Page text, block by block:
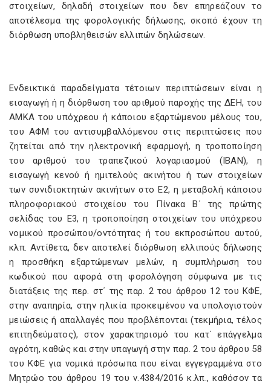
στοιχείων, δηλαδή στοιχείων που δεν επηρεάζουν το
αποτέλεσμα της φορολογικής δήλωσης, σκοπό έχουν τη
διόρθωση υποβληθεισών ελλιπών δηλώσεων.
Ενδεικτικά παραδείγματα τέτοιων περιπτώσεων είναι η
εισαγωγή ή η διόρθωση του αριθμού παροχής της ΔΕΗ, του
ΑΜΚΑ του υπόχρεου ή κάποιου εξαρτώμενου μέλους του,
του ΑΦΜ του αντισυμβαλλόμενου στις περιπτώσεις που
ζητείται από την ηλεκτρονική εφαρμογή, η τροποποίηση
του αριθμού του τραπεζικού λογαριασμού (ΙBAN), η
εισαγωγή κενού ή ημιτελούς ακινήτου ή των στοιχείων
των συνιδιοκτητών ακινήτων στο Ε2, η μεταβολή κάποιου
πληροφοριακού στοιχείου του Πίνακα Β΄ της πρώτης
σελίδας του Ε3, η τροποποίηση στοιχείων του υπόχρεου
νομικού προσώπου/οντότητας ή του εκπροσώπου αυτού,
κλπ. Αντίθετα, δεν αποτελεί διόρθωση ελλιπούς δήλωσης
η προσθήκη εξαρτώμενων μελών, η συμπλήρωση του
κωδικού που αφορά στη φορολόγηση σύμφωνα με τις
διατάξεις της περ. στ΄ της παρ. 2 του άρθρου 12 του ΚΦΕ,
στην αναπηρία, στην ηλικία προκειμένου να υπολογιστούν
μειώσεις ή απαλλαγές που προβλέπονται (τεκμήρια, τέλος
επιτηδεύματος), στον χαρακτηρισμό του κατ΄ επάγγελμα
αγρότη, καθώς και στην υπαγωγή στην παρ. 2 του άρθρου 58
του ΚΦΕ για νομικά πρόσωπα που είναι εγγεγραμμένα στο
Μητρώο του άρθρου 19 του ν.4384/2016 κ.λπ., καθόσον τα